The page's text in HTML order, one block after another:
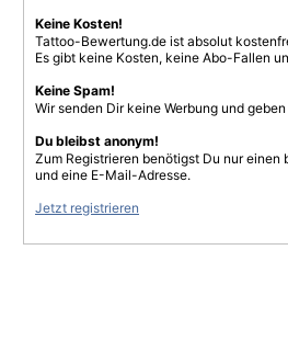
Keine Kosten!
Tattoo-Bewertung.de ist absolut
Es gibt keine Kosten, keine Abo-Fallen
Keine Spam!
Wir senden Dir keine Werbung und
Du bleibst anonym!
Zum Registrieren benötigst Du nur einen
und eine E-Mail-Adresse.
Jetzt registrieren